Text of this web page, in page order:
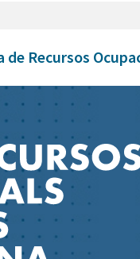
de Recursos